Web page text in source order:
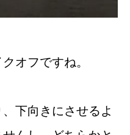
オフですね。
下向きにさせるよ